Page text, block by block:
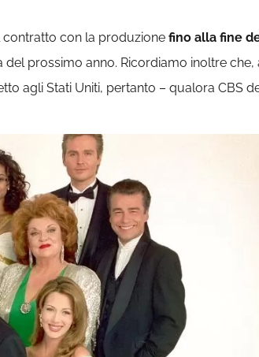
contratto con la produzione fino alla fine
prossimo anno. Ricordiamo inoltre che,
agli Stati Uniti, pertanto – qualora CBS